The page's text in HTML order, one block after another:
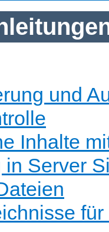
und
Inhalte
in Server